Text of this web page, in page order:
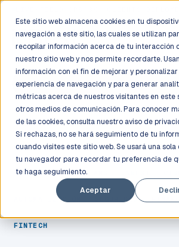
Este sitio web almacena cookies en tu
navegación a este sitio, las cuales se utilizan
recopilar información acerca de tu interacción
nuestro sitio web y nos permite recordarte.
información con el fin de mejorar y
experiencia de navegación y para generar
métricas acerca de nuestros visitantes en este
otros medios de comunicación. Para conocer
de las cookies, consulta nuestro aviso de
Si rechazas, no se hará seguimiento de tu
cuando visites este sitio web. Se usará una sola
tu navegador para recordar tu preferencia de
te haga seguimiento.
Aceptar
GuidancePlex →
Talk to an engineer →
CLOUD , AMAZON ,
AUTOMATIZACIÓN SEGURIDAD ,
FINTECH